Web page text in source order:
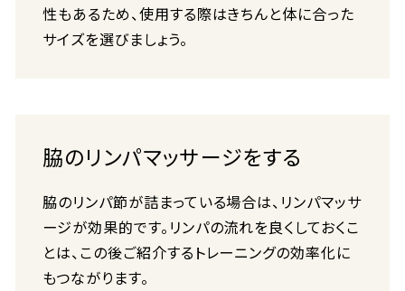
性もあるため、使用する際はきちんと体に合った
サイズを選びましょう。
脇のリンパマッサージをする
脇のリンパ節が詰まっている場合は、リンパマッサ
ージが効果的です。リンパの流れを良くしておくこ
とは、この後ご紹介するトレーニングの効率化に
もつながります。